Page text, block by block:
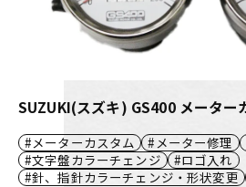
SUZUKI(スズキ) GS400 メーター
メーターカスタム メーター修理
文字盤カラーチェンジ
ロゴ入れ
針、指針カラーチェンジ・形状変更